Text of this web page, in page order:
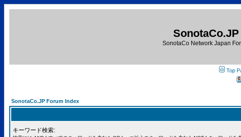
SonotaCo.JP
SonotaCo Network Japan
Top
SonotaCo.JP Forum Index
キーワード検索: